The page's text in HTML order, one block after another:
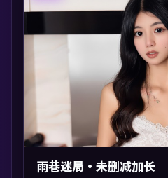
雨巷迷局·未删减加长